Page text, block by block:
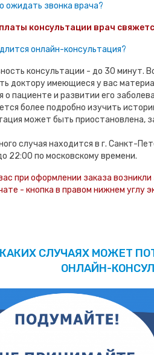
ожидать звонка врача?
консультации врач
онлайн-консультация?
консультации - до 30 минут.
доктору имеющиеся у вас
о пациенте и развитии его
более подробно изучить
может быть приостановлена,
случая находится в г. Санкт-
22:00 по московскому времени.
при оформлении заказа
- кнопка в правом нижнем углу
СЛУЧАЯХ МОЖЕТ
ОНЛАЙН-